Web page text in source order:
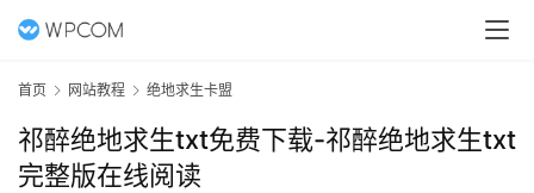
首页 网站教程 绝地求生卡盟
祁醉绝地求生txt免费下载-祁醉绝地求生txt
完整版在线阅读